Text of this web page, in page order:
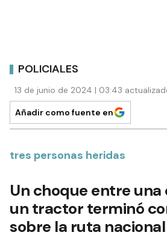
POLICIALES
13 de junio de 2024 | 03:43
Añadir como fuente en
tres personas heridas
Un choque entre
un tractor terminó
sobre la ruta nacional